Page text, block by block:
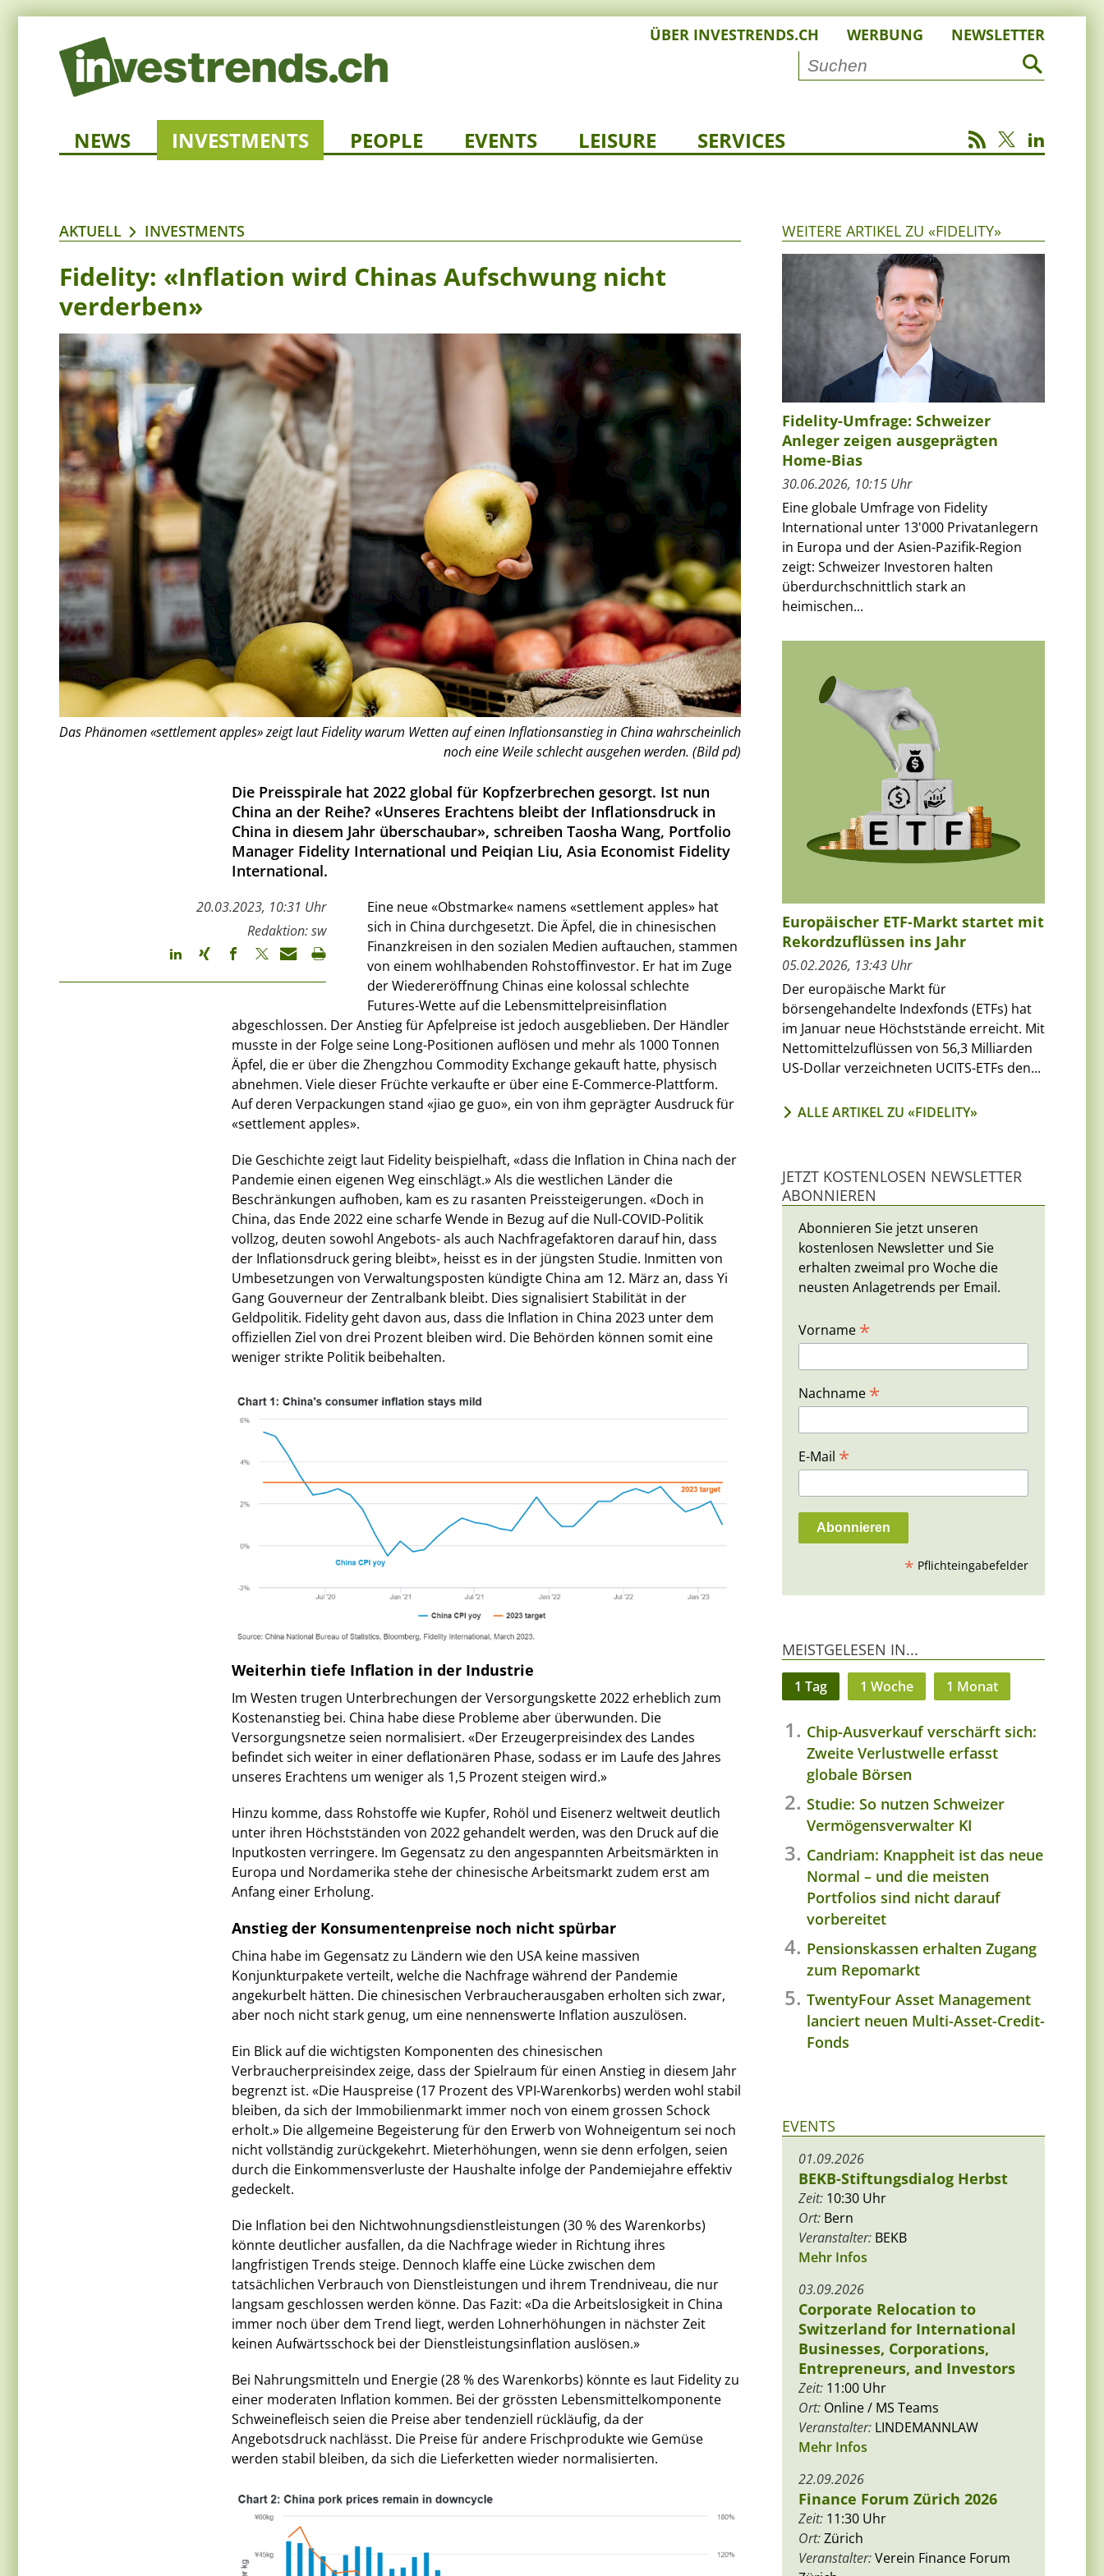
ÜBER INVESTRENDS.CH WERBUNG NEWSLETTER
NEWS INVESTMENTS PEOPLE EVENTS LEISURE SERVICES
AKTUELL INVESTMENTS
Fidelity: «Inflation wird Chinas Aufschwung nicht
verderben»
Das Phänomen «settlement apples» zeigt laut Fidelity warum Wetten auf einen Inflationsanstieg in China wahrscheinlich
noch eine Weile schlecht ausgehen werden. (Bild pd)
Die Preisspirale hat 2022 global für Kopfzerbrechen gesorgt. Ist nun
China an der Reihe? «Unseres Erachtens bleibt der Inflationsdruck in
China in diesem Jahr überschaubar», schreiben Taosha Wang, Portfolio
Manager Fidelity International und Peiqian Liu, Asia Economist Fidelity
International.
20.03.2023, 10:31 Uhr
Redaktion: sw
Eine neue «Obstmarke« namens «settlement apples» hat
sich in China durchgesetzt. Die Äpfel, die in chinesischen
Finanzkreisen in den sozialen Medien auftauchen, stammen
von einem wohlhabenden Rohstoffinvestor. Er hat im Zuge
der Wiedereröffnung Chinas eine kolossal schlechte
Futures-Wette auf die Lebensmittelpreisinflation
abgeschlossen. Der Anstieg für Apfelpreise ist jedoch ausgeblieben. Der Händler
musste in der Folge seine Long-Positionen auflösen und mehr als 1000 Tonnen
Äpfel, die er über die Zhengzhou Commodity Exchange gekauft hatte, physisch
abnehmen. Viele dieser Früchte verkaufte er über eine E-Commerce-Plattform.
Auf deren Verpackungen stand «jiao ge guo», ein von ihm geprägter Ausdruck für
«settlement apples».
Die Geschichte zeigt laut Fidelity beispielhaft, «dass die Inflation in China nach der
Pandemie einen eigenen Weg einschlägt.» Als die westlichen Länder die
Beschränkungen aufhoben, kam es zu rasanten Preissteigerungen. «Doch in
China, das Ende 2022 eine scharfe Wende in Bezug auf die Null-COVID-Politik
vollzog, deuten sowohl Angebots- als auch Nachfragefaktoren darauf hin, dass
der Inflationsdruck gering bleibt», heisst es in der jüngsten Studie. Inmitten von
Umbesetzungen von Verwaltungsposten kündigte China am 12. März an, dass Yi
Gang Gouverneur der Zentralbank bleibt. Dies signalisiert Stabilität in der
Geldpolitik. Fidelity geht davon aus, dass die Inflation in China 2023 unter dem
offiziellen Ziel von drei Prozent bleiben wird. Die Behörden können somit eine
weniger strikte Politik beibehalten.
Weiterhin tiefe Inflation in der Industrie
Im Westen trugen Unterbrechungen der Versorgungskette 2022 erheblich zum
Kostenanstieg bei. China habe diese Probleme aber überwunden. Die
Versorgungsnetze seien normalisiert. «Der Erzeugerpreisindex des Landes
befindet sich weiter in einer deflationären Phase, sodass er im Laufe des Jahres
unseres Erachtens um weniger als 1,5 Prozent steigen wird.»
Hinzu komme, dass Rohstoffe wie Kupfer, Rohöl und Eisenerz weltweit deutlich
unter ihren Höchstständen von 2022 gehandelt werden, was den Druck auf die
Inputkosten verringere. Im Gegensatz zu den angespannten Arbeitsmärkten in
Europa und Nordamerika stehe der chinesische Arbeitsmarkt zudem erst am
Anfang einer Erholung.
Anstieg der Konsumentenpreise noch nicht spürbar
China habe im Gegensatz zu Ländern wie den USA keine massiven
Konjunkturpakete verteilt, welche die Nachfrage während der Pandemie
angekurbelt hätten. Die chinesischen Verbraucherausgaben erholten sich zwar,
aber noch nicht stark genug, um eine nennenswerte Inflation auszulösen.
Ein Blick auf die wichtigsten Komponenten des chinesischen
Verbraucherpreisindex zeige, dass der Spielraum für einen Anstieg in diesem Jahr
begrenzt ist. «Die Hauspreise (17 Prozent des VPI-Warenkorbs) werden wohl stabil
bleiben, da sich der Immobilienmarkt immer noch von einem grossen Schock
erholt.» Die allgemeine Begeisterung für den Erwerb von Wohneigentum sei noch
nicht vollständig zurückgekehrt. Mieterhöhungen, wenn sie denn erfolgen, seien
durch die Einkommensverluste der Haushalte infolge der Pandemiejahre effektiv
gedeckelt.
Die Inflation bei den Nichtwohnungsdienstleistungen (30 % des Warenkorbs)
könnte deutlicher ausfallen, da die Nachfrage wieder in Richtung ihres
langfristigen Trends steige. Dennoch klaffe eine Lücke zwischen dem
tatsächlichen Verbrauch von Dienstleistungen und ihrem Trendniveau, die nur
langsam geschlossen werden könne. Das Fazit: «Da die Arbeitslosigkeit in China
immer noch über dem Trend liegt, werden Lohnerhöhungen in nächster Zeit
keinen Aufwärtsschock bei der Dienstleistungsinflation auslösen.»
Bei Nahrungsmitteln und Energie (28 % des Warenkorbs) könnte es laut Fidelity zu
einer moderaten Inflation kommen. Bei der grössten Lebensmittelkomponente
Schweinefleisch seien die Preise aber tendenziell rückläufig, da der
Angebotsdruck nachlässt. Die Preise für andere Frischprodukte wie Gemüse
werden stabil bleiben, da sich die Lieferketten wieder normalisierten.
WEITERE ARTIKEL ZU «FIDELITY»
Fidelity-Umfrage: Schweizer
Anleger zeigen ausgeprägten
Home-Bias
30.06.2026, 10:15 Uhr
Eine globale Umfrage von Fidelity
International unter 13'000 Privatanlegern
in Europa und der Asien-Pazifik-Region
zeigt: Schweizer Investoren halten
überdurchschnittlich stark an
heimischen...
Europäischer ETF-Markt startet mit
Rekordzuflüssen ins Jahr
05.02.2026, 13:43 Uhr
Der europäische Markt für
börsengehandelte Indexfonds (ETFs) hat
im Januar neue Höchststände erreicht. Mit
Nettomittelzuflüssen von 56,3 Milliarden
US-Dollar verzeichneten UCITS-ETFs den...
ALLE ARTIKEL ZU «FIDELITY»
JETZT KOSTENLOSEN NEWSLETTER
ABONNIEREN
Abonnieren Sie jetzt unseren
kostenlosen Newsletter und Sie
erhalten zweimal pro Woche die
neusten Anlagetrends per Email.
Vorname *
Nachname *
E-Mail *
* Pflichteingabefelder
MEISTGELESEN IN...
1 Tag 1 Woche 1 Monat
Chip-Ausverkauf verschärft sich:
Zweite Verlustwelle erfasst
globale Börsen
Studie: So nutzen Schweizer
Vermögensverwalter KI
Candriam: Knappheit ist das neue
Normal – und die meisten
Portfolios sind nicht darauf
vorbereitet
Pensionskassen erhalten Zugang
zum Repomarkt
TwentyFour Asset Management
lanciert neuen Multi-Asset-Credit-
Fonds
EVENTS
01.09.2026
BEKB-Stiftungsdialog Herbst
Zeit: 10:30 Uhr
Ort: Bern
Veranstalter: BEKB
Mehr Infos
03.09.2026
Corporate Relocation to
Switzerland for International
Businesses, Corporations,
Entrepreneurs, and Investors
Zeit: 11:00 Uhr
Ort: Online / MS Teams
Veranstalter: LINDEMANNLAW
Mehr Infos
22.09.2026
Finance Forum Zürich 2026
Zeit: 11:30 Uhr
Ort:Zürich
Veranstalter:Verein Finance Forum